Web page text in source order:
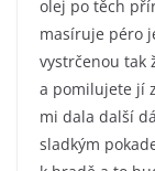
olej po těch
masíruje péro
vystrčenou tak
a pomilujete jí
mi dala další
sladkým